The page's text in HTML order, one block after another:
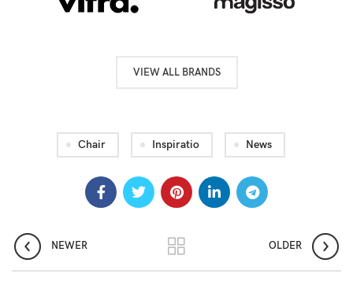
VIEW ALL BRANDS
Chair Inspiratio News
NEWER OLDER